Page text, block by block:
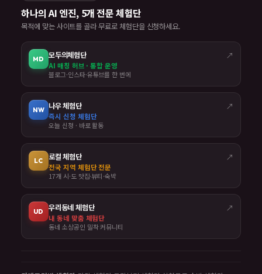
하나의 AI 엔진, 5개 전문 체험단
목적에 맞는 사이트를 골라 무료로 체험단을 신청하세요.
MD 모두의체험단 ↗
AI 매칭 허브 · 통합 운영
블로그·인스타·유튜브를 한 번에
NW 나우 체험단 ↗
즉시 신청 체험단
오늘 신청 · 바로 활동
LC 로컬 체험단 ↗
전국 지역 체험단 전문
17개 시·도 맛집·뷰티·숙박
UD 우리동네 체험단 ↗
내 동네 맞춤 체험단
동네 소상공인 밀착 커뮤니티